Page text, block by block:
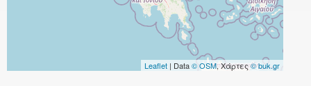
Leaflet | Data© OSM, Χάρτες© buk.gr